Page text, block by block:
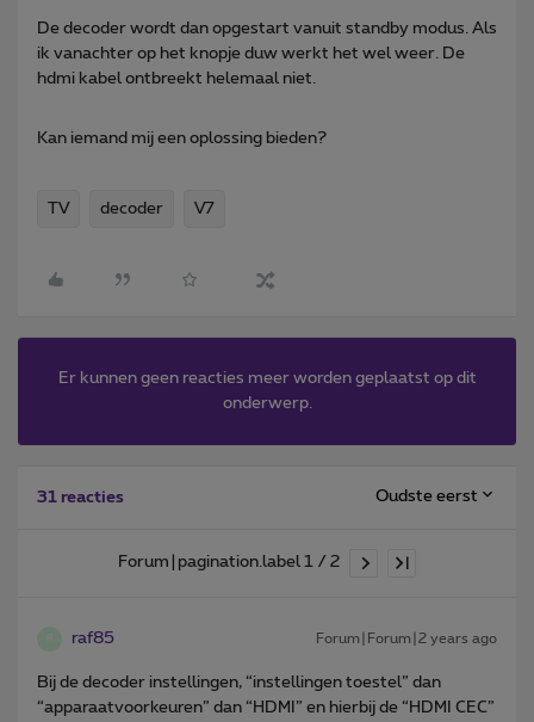
De decoder wordt dan opgestart vanuit standby modus. Als
ik vanachter op het knopje duw werkt het wel weer. De
hdmi kabel ontbreekt helemaal niet.
Kan iemand mij een oplossing bieden?
TV decoder V7
Er kunnen geen reacties meer worden geplaatst op dit
onderwerp.
31 reacties Oudste eerst
Forum|pagination.label 1 / 2
raf85 Forum|Forum|2 years ago
Bij de decoder instellingen, “instellingen toestel” dan
“apparaatvoorkeuren” dan “HDMI” en hierbij de “HDMI CEC”